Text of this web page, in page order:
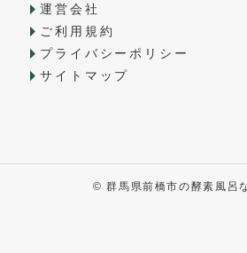
運営会社
ご利用規約
プライバシーポリシー
サイトマップ
© 群馬県前橋市の酵素風呂